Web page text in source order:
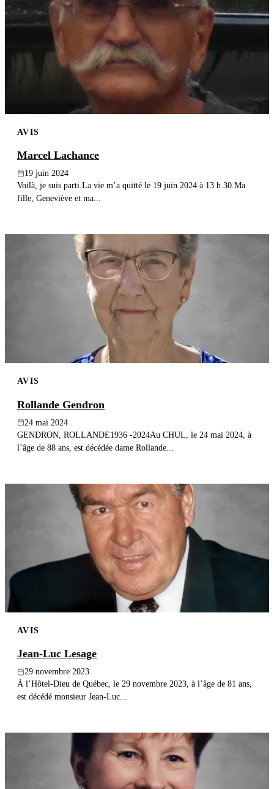
AVIS
Marcel Lachance
19 juin 2024
Voilà, je suis parti.La vie m’a quitté le 19 juin 2024 à 13 h 30.Ma
fille, Geneviève et ma...
AVIS
Rollande Gendron
24 mai 2024
GENDRON, ROLLANDE1936 -2024Au CHUL, le 24 mai 2024, à
l’âge de 88 ans, est décédée dame Rollande...
AVIS
Jean-Luc Lesage
29 novembre 2023
À l’Hôtel-Dieu de Québec, le 29 novembre 2023, à l’âge de 81 ans,
est décédé monsieur Jean-Luc...